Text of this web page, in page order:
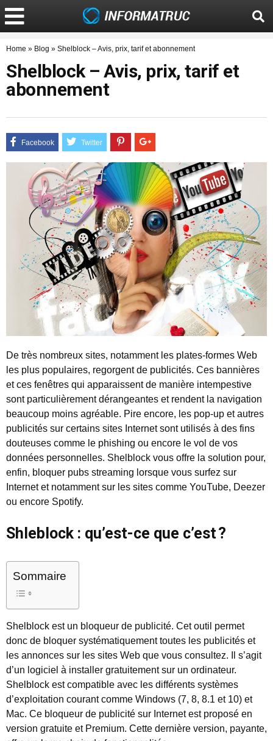
Home » Blog » Shelblock – Avis, prix, tarif et abonnement
Shelblock – Avis, prix, tarif et
abonnement
De très nombreux sites, notamment les plates-formes Web
les plus populaires, regorgent de publicités. Ces bannières
et ces fenêtres qui apparaissent de manière intempestive
sont particulièrement dérangeantes et rendent la navigation
beaucoup moins agréable. Pire encore, les pop-up et autres
publicités sur certains sites Internet sont utilisés à des fins
douteuses comme le phishing ou encore le vol de vos
données personnelles. Shelblock vous offre la solution pour,
enfin, bloquer pubs streaming lorsque vous surfez sur
Internet et notamment sur les sites comme YouTube, Deezer
ou encore Spotify.
Shleblock : qu’est-ce que c’est ?
Sommaire
Shelblock est un bloqueur de publicité. Cet outil permet
donc de bloquer systématiquement toutes les publicités et
les annonces sur les sites Web que vous consultez. Il s’agit
d’un logiciel à installer gratuitement sur un ordinateur.
Shelblock est compatible avec les différents systèmes
d’exploitation courant comme Windows (7, 8, 8.1 et 10) et
Mac. Ce bloqueur de publicité sur Internet est proposé en
version gratuite et Premium. Cette dernière version, payante,